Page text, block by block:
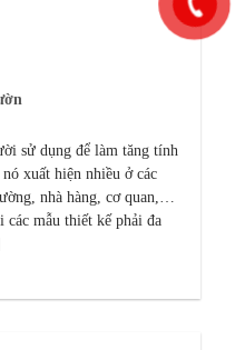
sử dụng để làm tăng tính
xuất hiện nhiều ở các
nhà hàng, cơ quan,…
các mẫu thiết kế phải đa